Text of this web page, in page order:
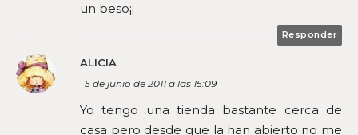
un beso¡¡
Responder
ALICIA
5 de junio de 2011 a las 15:09
Yo tengo una tienda bastante cerca de
casa pero desde que la han abierto no me